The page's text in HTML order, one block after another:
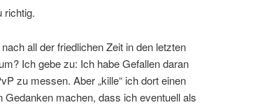
richtig.
all der friedlichen Zeit in den letzten
Ich gebe zu: Ich habe Gefallen daran
zu messen. Aber „kille“ ich dort einen
machen, dass ich eventuell als